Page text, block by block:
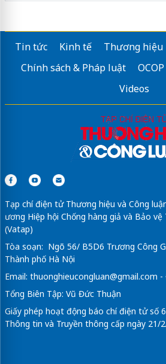
Tin tức Kinh tế Thương hiệu
Chính sách & Pháp luật
OCOP
Videos
Tạp chí điện tử Thương hiệu và Công
ương Hiệp hội Chống hàng giả và Bảo
(Vatap)
Tòa soạn: Ngõ 56/ B5D6 Trương Công
Thành phố Hà Nội
Email: thuonghieucongluan@gmail.com -
Tổng Biên Tập: Vũ Đức Thuận
Giấy phép hoạt động báo chí điện tử số
Thông tin và Truyền thông cấp ngày 21/